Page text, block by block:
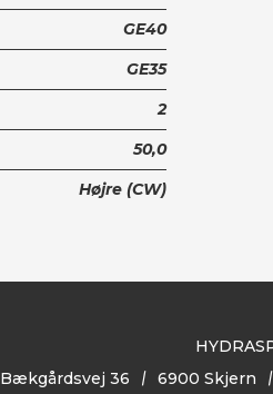
GE40
GE35
2
50,0
Højre (CW)
Bækgårdsvej 36 6900 Skjern